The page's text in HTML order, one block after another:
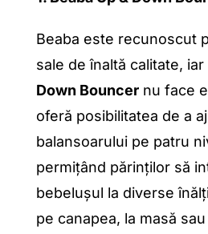
Beaba este recunoscut
sale de înaltă calitate,
Down Bouncernu face
oferă posibilitatea de a
balansoarului pe patru
permițând părinților să
bebelușul la diverse
pe canapea, la masă